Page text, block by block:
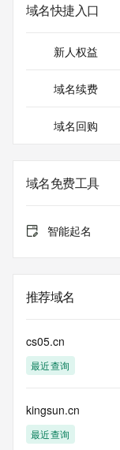
域名快捷入口
新人权益
域名续费
域名回购
域名免费工具
智能起名
推荐域名
cs05.cn
最近查询
kingsun.cn
最近查询